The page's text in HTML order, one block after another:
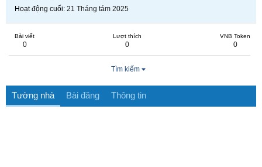
Hoạt động cuối 21 Tháng tám 2025
Bài viết
0
Lượt thích
0
VNB Token
0
Tìm kiếm
Tường nhà Bài đăng Thông tin